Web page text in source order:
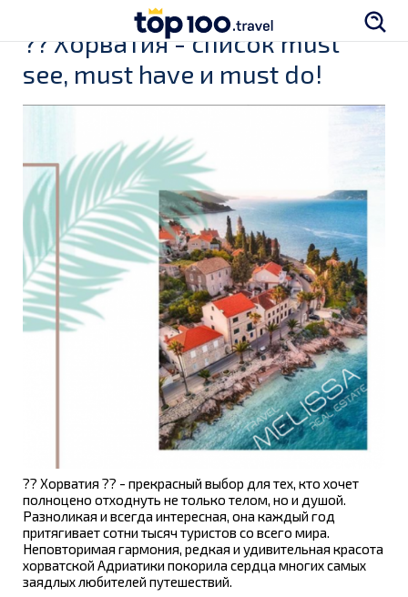
?? Хорватия - список must
see, must have и must do!
?? Хорватия ?? - прекрасный выбор для тех, кто хочет
полноцено отходнуть не только телом, но и душой.
Разноликая и всегда интересная, она каждый год
притягивает сотни тысяч туристов со всего мира.
Неповторимая гармония, редкая и удивительная красота
хорватской Адриатики покорила сердца многих самых
заядлых любителей путешествий.